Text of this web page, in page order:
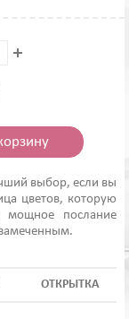
выбор, если вы
цветов, которую
послание
замеченным.
ОТКРЫТКА